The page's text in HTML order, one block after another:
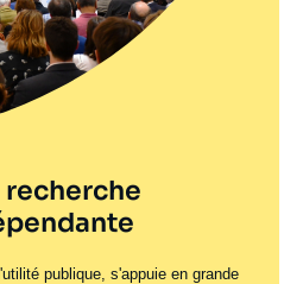
recherche
publique, s'appuie en grande